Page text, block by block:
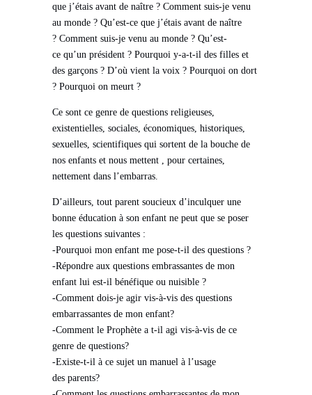
que j’étais avant de naître ? Comment suis-je venu
au monde ? Qu’est-ce que j’étais avant de naître
? Comment suis-je venu au monde ? Qu’est-
ce qu’un président ? Pourquoi y-a-t-il des filles et
des garçons ? D’où vient la voix ? Pourquoi on dort
? Pourquoi on meurt ?
Ce sont ce genre de questions religieuses,
existentielles, sociales, économiques, historiques,
sexuelles, scientifiques qui sortent de la bouche de
nos enfants et nous mettent , pour certaines,
nettement dans l’embarras.
D’ailleurs, tout parent soucieux d’inculquer une
bonne éducation à son enfant ne peut que se poser
les questions suivantes :
-Pourquoi mon enfant me pose-t-il des questions ?
-Répondre aux questions embrassantes de mon
enfant lui est-il bénéfique ou nuisible ?
-Comment dois-je agir vis-à-vis des questions
embarrassantes de mon enfant?
-Comment le Prophète a t-il agi vis-à-vis de ce
genre de questions?
-Existe-t-il à ce sujet un manuel à l’usage
des parents?